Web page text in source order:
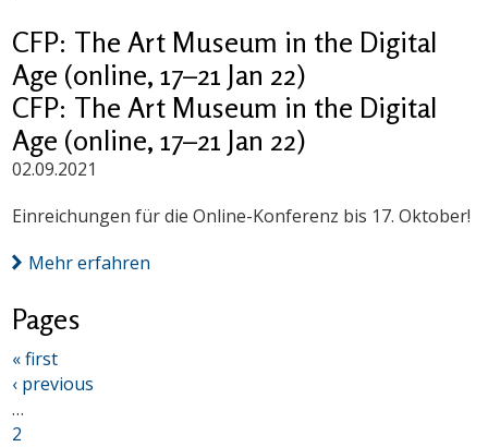
CFP: The Art Museum in the Digital
Age (online, 17–21 Jan 22)
CFP: The Art Museum in the Digital
Age (online, 17–21 Jan 22)
02.09.2021
Einreichungen für die Online-Konferenz bis 17. Oktober!
Mehr erfahren
Pages
« first
‹ previous
…
2